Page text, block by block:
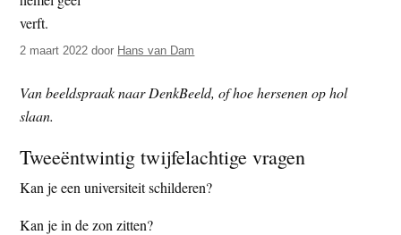
t
e
e
s
t
e
2 maart 2022 door Hans van Dam
Van beeldspraak naar DenkBeeld, of hoe hersenen op hol
slaan.
Tweeëntwintig twijfelachtige vragen
Kan je een universiteit schilderen?
Kan je in de zon zitten?